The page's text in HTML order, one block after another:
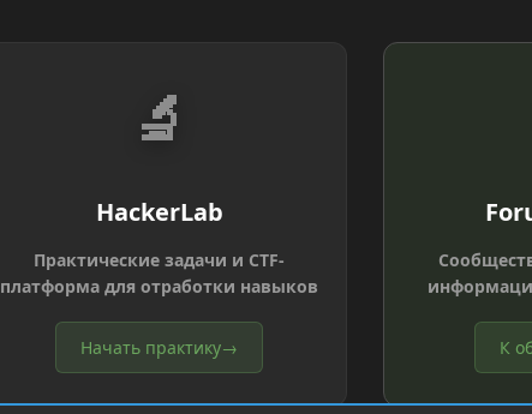
🔬
HackerLab
Практические задачи и CTF-
платформа для отработки навыков
Начать практику→ К